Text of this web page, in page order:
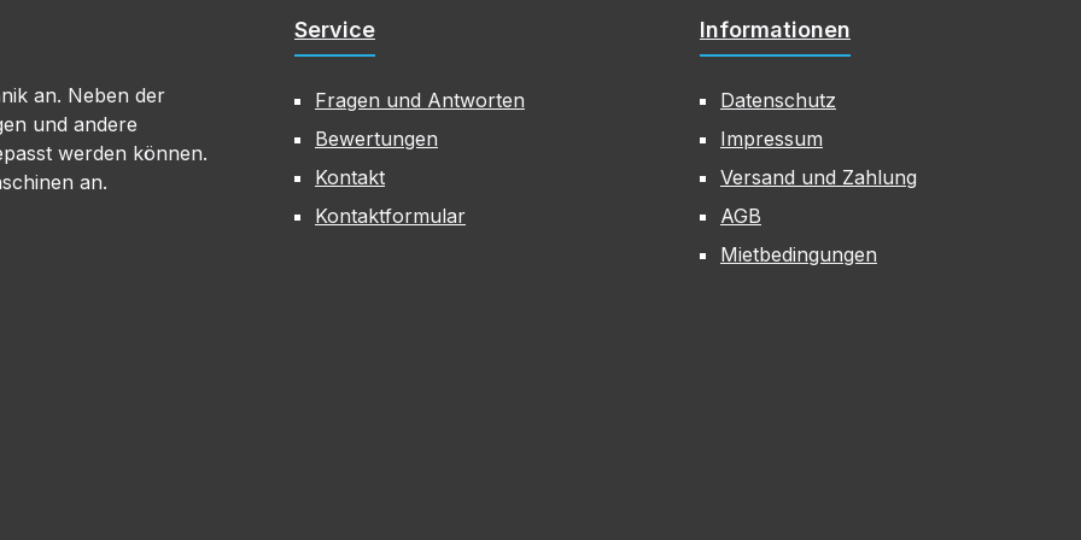
an. Neben der
und andere
werden können.
an.
Service
Fragen und Antworten
Bewertungen
Kontakt
Kontaktformular
Informationen
Datenschutz
Impressum
Versand und Zahlung
AGB
Mietbedingungen